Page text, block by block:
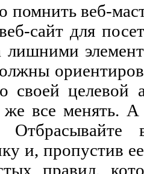
помнить веб-
сайт для
лишними
своей
же все менять.
Отбрасывайте
и, пропустив
правил,